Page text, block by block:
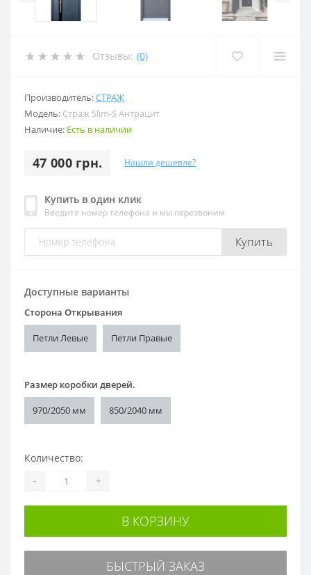
Отзывы: (0)
Производитель:СТРАЖ
Модель: Страж Slim-S Антрацит
Наличие: Есть в наличии
47 000 грн. Нашли дешевле?
Купить в один клик
Введите номер телефона и мы перезвоним
Купить
Доступные варианты
Сторона Открывания
Петли Левые Петли Правые
Размер коробки дверей.
970/2050 мм 850/2040 мм
Количество:
- +
В КОРЗИНУ
БЫСТРЫЙ ЗАКАЗ